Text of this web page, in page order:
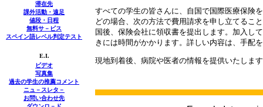
滞在先
課外活動・遠足
値段・日程
無料サ－ビス
スペイン語レベル判定テスト
E.I.
ビデオ
写真集
過去の学生の推薦コメント
ニュ－スレタ－
お問い合わせ先
すべての学生の皆さんに、自国で国際医療保険
どの場合、次の方法で費用請求を申し立てるこ
国後、保険会社に領収書を提出します。加入し
きには時間がかかります。詳しい内容は、手配
現地到着後、病院や医者の情報を提供いたしま